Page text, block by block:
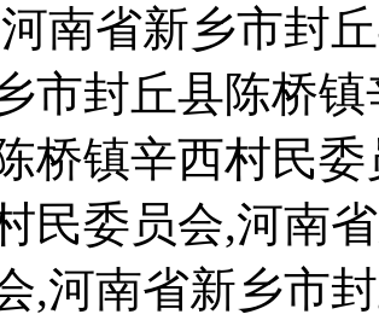
南省新乡市封
市封丘县陈桥
桥镇辛西村民
民委员会,河南
,河南省新乡市